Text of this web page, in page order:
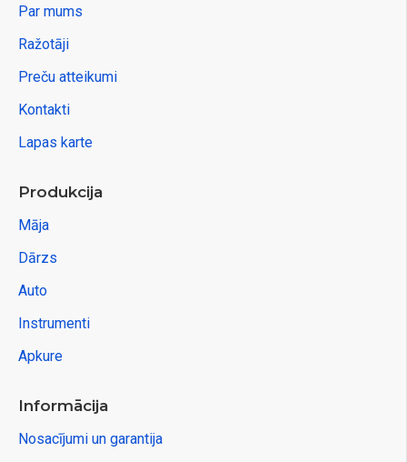
Par mums
Ražotāji
Preču atteikumi
Kontakti
Lapas karte
Produkcija
Māja
Dārzs
Auto
Instrumenti
Apkure
Informācija
Nosacījumi un garantija